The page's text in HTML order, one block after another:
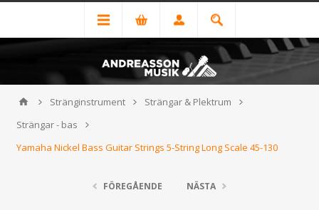
Stränginstrument
Strängar & Plektrum
Strängar - bas
Yamaha Nickel Bass Guitar Strings 5-String Long Scale 45-130
FÖREGÅENDE NÄSTA